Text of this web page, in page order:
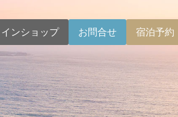
ンショップ お問合せ 宿泊予約